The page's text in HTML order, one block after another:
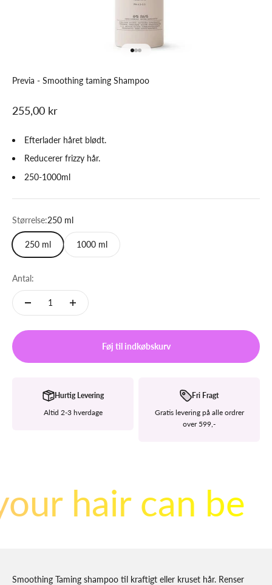
Previa - Smoothing taming Shampoo
Salgspris
255,00 kr
Efterlader håret blødt.
Reducerer frizzy hår.
250-1000ml
Størrelse:250 ml
250 ml 1000 ml
Antal:
Føj til indkøbskurv
Hurtig Levering
Altid 2-3 hverdage
Fri Fragt
Gratis levering på alle ordrer
over 599,-
hair can be
Smoothing Taming shampoo til kraftigt eller kruset hår. Renser